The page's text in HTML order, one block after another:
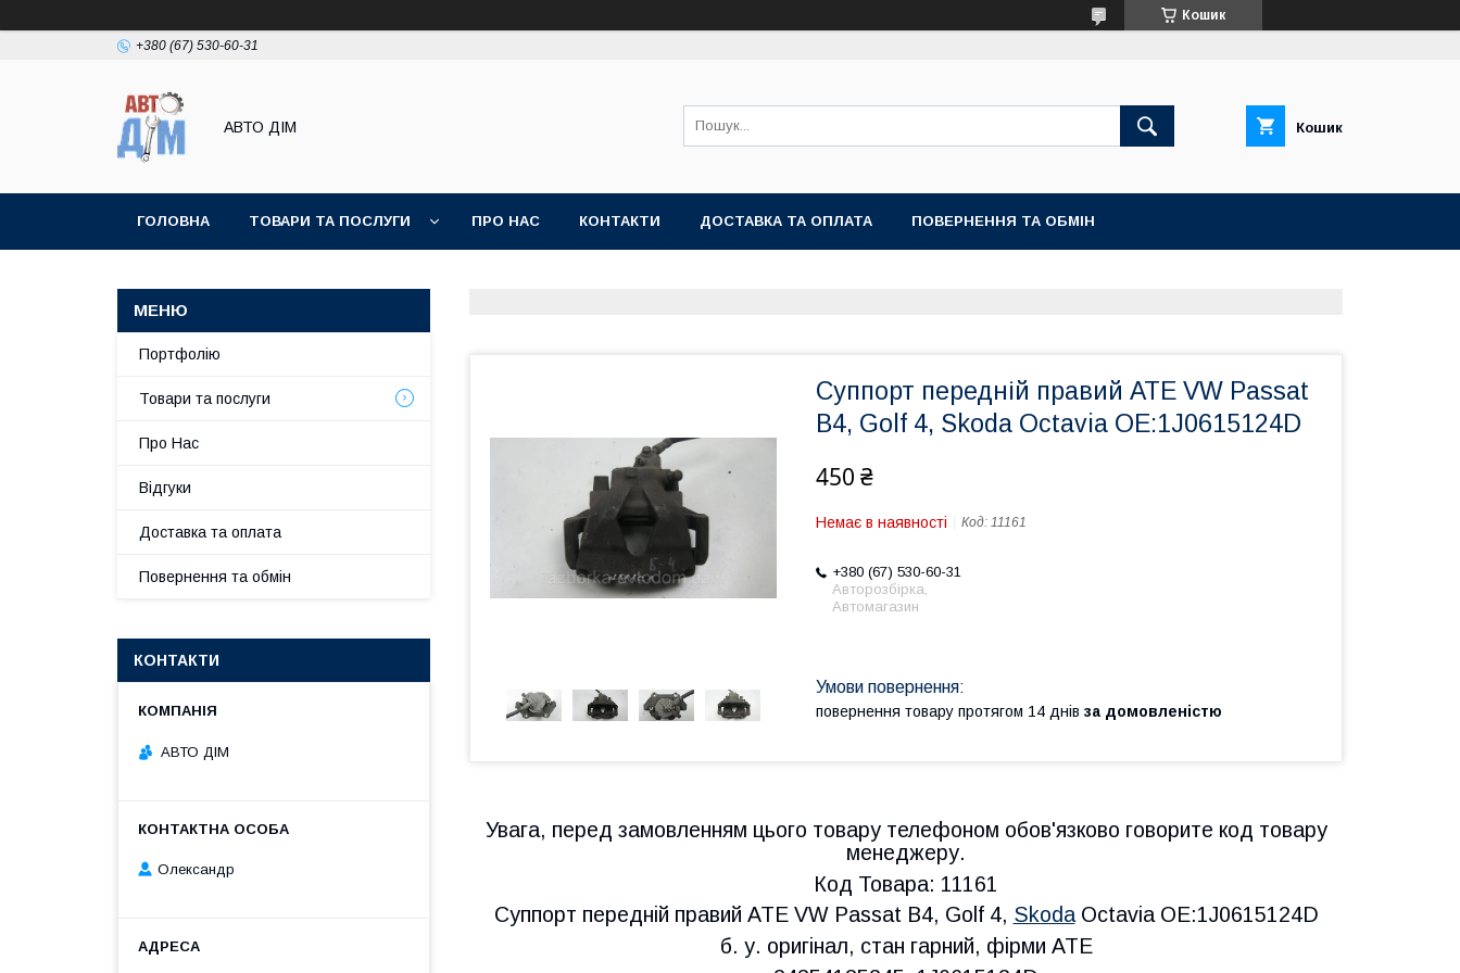
Кошик
+380 (67) 530-60-31
АВТО ДIМ Кошик
ГОЛОВНА ТОВАРИ ТА ПОСЛУГИ ПРО НАС КОНТАКТИ ДОСТАВКА ТА ОПЛАТА ПОВЕРНЕННЯ ТА ОБМІН
Суппорт передній правий ATE VW Passat
B4, Golf 4, Skoda Octavia OE:1J0615124D
450 ₴
Немає в наявності Код: 11161
+380 (67) 530-60-31
Авторозбірка,
Автомагазин
повернення товару протягом 14 днів за домовленістю
Увага, перед замовленням цього товару телефоном обов'язково говорите код товару
менеджеру.
Код Товара: 11161
Суппорт передній правий ATE VW Passat B4, Golf 4, SkodaOctavia OE:1J0615124D
б. у. оригінал, стан гарний, фірми ATE
Портфолію
Товари та послуги
Про Нас
Відгуки
Доставка та оплата
Повернення та обмін
КОНТАКТИ
АВТО ДІМ
Олександр